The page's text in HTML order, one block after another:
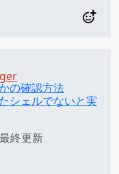
の確認方法
シェルでないと実
最終更新